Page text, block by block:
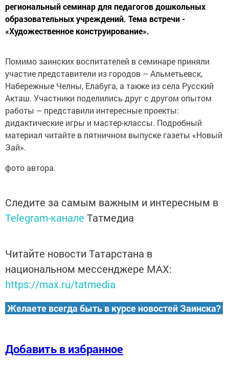
региональный семинар для педагогов дошкольных
образовательных учреждений. Тема встречи -
«Художественное конструирование».
Помимо заинских воспитателей в семинаре приняли
участие представители из городов – Альметьевск,
Набережные Челны, Елабуга, а также из села Русский
Акташ. Участники поделились друг с другом опытом
работы – представили интересные проекты:
дидактические игры и мастер-классы. Подробный
материал читайте в пятничном выпуске газеты «Новый
Зай».
фото автора.
Следите за самым важным и интересным в
Telegram-канале Татмедиа
Читайте новости Татарстана в
национальном мессенджере MАХ:
https://max.ru/tatmedia
Желаете всегда быть в курсе новостей Заинска?
Добавить в избранное